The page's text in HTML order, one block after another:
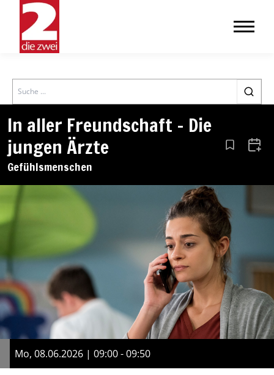
Search
In aller Freundschaft – Die
jungen Ärzte
Gefühlsmenschen
Aus den
Mo, 08.06.2026 | 09:00 - 09:50